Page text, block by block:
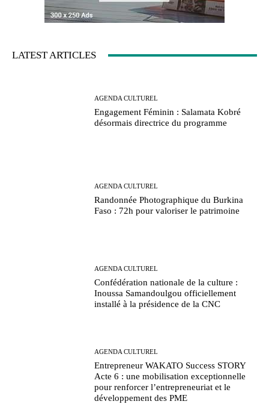
LATEST ARTICLES
AGENDA CULTUREL
Engagement Féminin : Salamata Kobré
désormais directrice du programme
AGENDA CULTUREL
Randonnée Photographique du Burkina
Faso : 72h pour valoriser le patrimoine
AGENDA CULTUREL
Confédération nationale de la culture :
Inoussa Samandoulgou officiellement
installé à la présidence de la CNC
AGENDA CULTUREL
Entrepreneur WAKATO Success STORY
Acte 6 : une mobilisation exceptionnelle
pour renforcer l’entrepreneuriat et le
développement des PME